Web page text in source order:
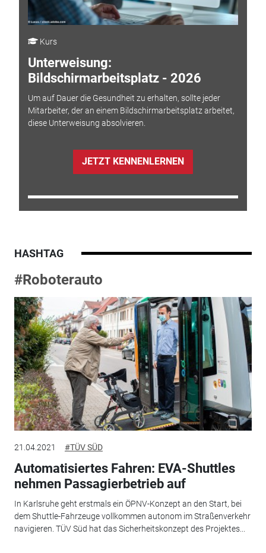
Kurs
Unterweisung:
Bildschirmarbeitsplatz - 2026
Um auf Dauer die Gesundheit zu erhalten, sollte jeder
Mitarbeiter, der an einem Bildschirmarbeitsplatz arbeitet,
diese Unterweisung absolvieren.
JETZT KENNENLERNEN
HASHTAG
#Roboterauto
21.04.2021 #TÜV SÜD
Automatisiertes Fahren: EVA-Shuttles
nehmen Passagierbetrieb auf
In Karlsruhe geht erstmals ein ÖPNV-Konzept an den Start, bei
dem Shuttle-Fahrzeuge vollkommen autonom im Straßenverkehr
navigieren. TÜV Süd hat das Sicherheitskonzept des Projektes...